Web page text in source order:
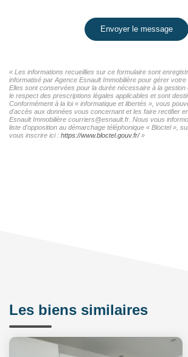
Envoyer le message
« Les informations recueillies sur ce formulaire sont
informatisé par Agence Esnault Immobilière pour gérer votre
Elles sont conservées pour la durée nécessaire à la gestion
le respect des prescriptions légales applicables et sont
Conformément à la loi « informatique et libertés », vous
d'accès aux données vous concernant et les faire rectifier
Esnault Immobilière courriers@esnault.fr. Nous vous
liste d'opposition au démarchage téléphonique « Bloctel »,
vous inscrire ici : https://www.bloctel.gouv.fr/»
Les biens similaires